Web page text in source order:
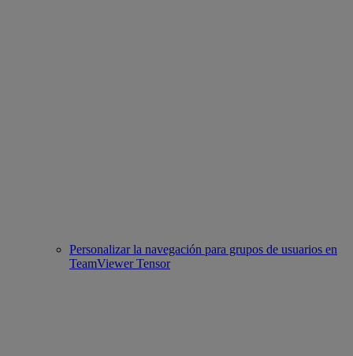
Personalizar la navegación para grupos de usuarios en
TeamViewer Tensor